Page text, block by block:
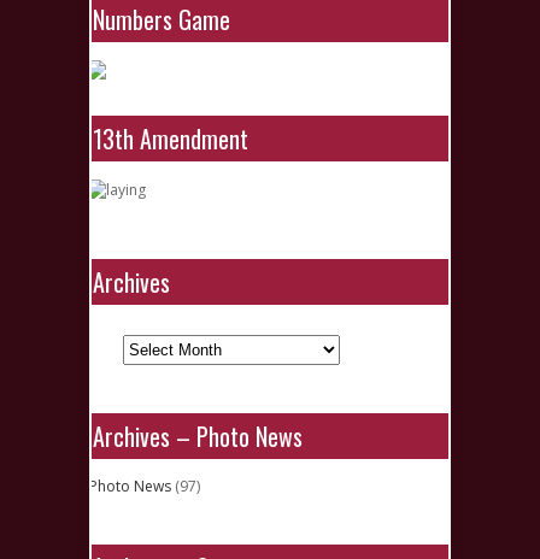
Numbers Game
13th Amendment
Archives
Archives
Archives – Photo News
Photo News (97)